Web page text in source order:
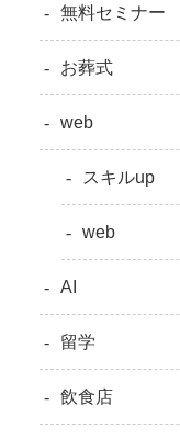
無料セミナー
お葬式
web
スキルup
web
AI
留学
飲食店